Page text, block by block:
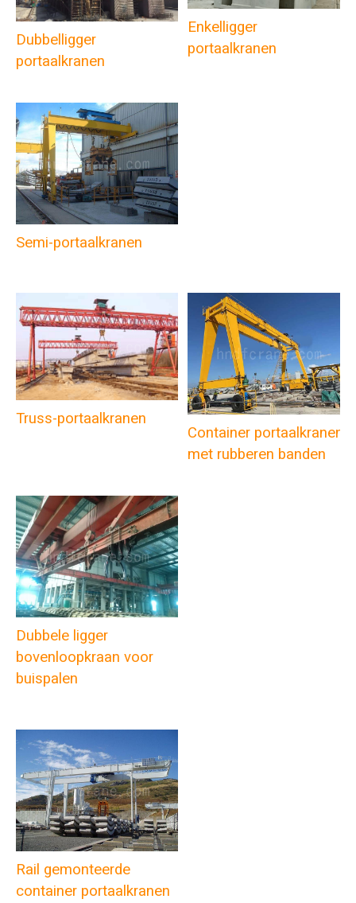
Dubbelligger
portaalkranen
Enkelligger
portaalkranen
Semi-portaalkranen
Truss-portaalkranen
Container portaalkranen
met rubberen banden
Dubbele ligger
bovenloopkraan voor
buispalen
Rail gemonteerde
container portaalkranen